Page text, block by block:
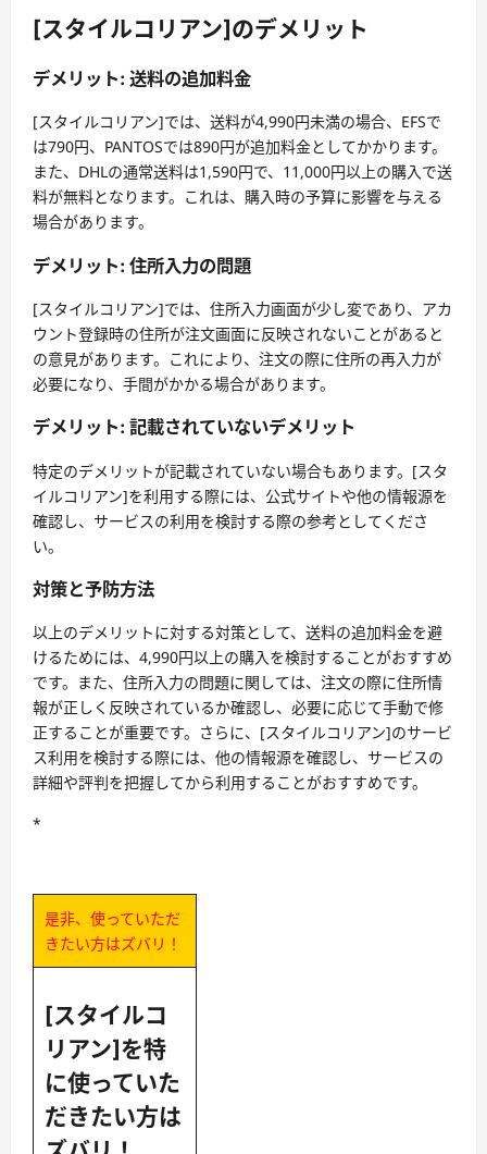
[スタイルコリアン]のデメリット
デメリット: 送料の追加料金
[スタイルコリアン]では、送料が4,990円未満の場合、EFSで
は790円、PANTOSでは890円が追加料金としてかかります。
また、DHLの通常送料は1,590円で、11,000円以上の購入で送
料が無料となります。これは、購入時の予算に影響を与える
場合があります。
デメリット: 住所入力の問題
[スタイルコリアン]では、住所入力画面が少し変であり、アカ
ウント登録時の住所が注文画面に反映されないことがあると
の意見があります。これにより、注文の際に住所の再入力が
必要になり、手間がかかる場合があります。
デメリット: 記載されていないデメリット
特定のデメリットが記載されていない場合もあります。[スタ
イルコリアン]を利用する際には、公式サイトや他の情報源を
確認し、サービスの利用を検討する際の参考としてくださ
い。
対策と予防方法
以上のデメリットに対する対策として、送料の追加料金を避
けるためには、4,990円以上の購入を検討することがおすすめ
です。また、住所入力の問題に関しては、注文の際に住所情
報が正しく反映されているか確認し、必要に応じて手動で修
正することが重要です。さらに、[スタイルコリアン]のサービ
ス利用を検討する際には、他の情報源を確認し、サービスの
詳細や評判を把握してから利用することがおすすめです。
*
是非、使っていただ
きたい方はズバリ！
[スタイルコ
リアン]を特
に使っていた
だきたい方は